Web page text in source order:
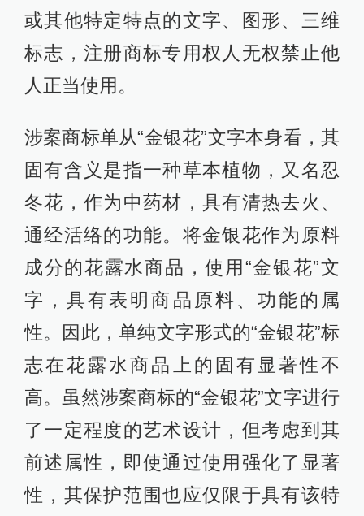
或其他特定特点的文字、图形、三维
标志，注册商标专用权人无权禁止他
人正当使用。
涉案商标单从“金银花”文字本身看，其
固有含义是指一种草本植物，又名忍
冬花，作为中药材，具有清热去火、
通经活络的功能。将金银花作为原料
成分的花露水商品，使用“金银花”文
字，具有表明商品原料、功能的属
性。因此，单纯文字形式的“金银花”标
志在花露水商品上的固有显著性不
高。虽然涉案商标的“金银花”文字进行
了一定程度的艺术设计，但考虑到其
前述属性，即使通过使用强化了显著
性，其保护范围也应仅限于具有该特